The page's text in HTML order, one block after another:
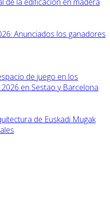
Anunciados los ganadores
de juego en los
en Sestao y Barcelona
de Euskadi Mugak